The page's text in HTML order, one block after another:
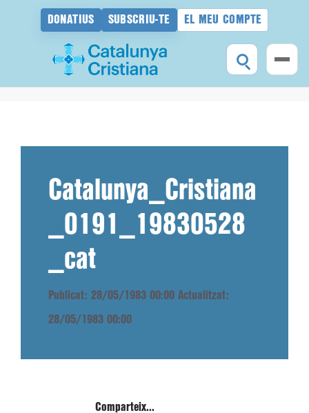
DONATIUS SUBSCRIU-TE EL MEU COMPTE
Catalunya_Cristiana
_0191_19830528
_cat
Publicat: 28/05/1983 00:00 Actualitzat:
28/05/1983 00:00
Comparteix...